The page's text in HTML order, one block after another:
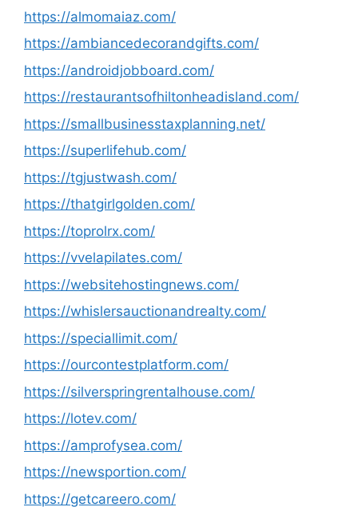
https://almomaiaz.com/
https://ambiancedecorandgifts.com/
https://androidjobboard.com/
https://restaurantsofhiltonheadisland.com/
https://smallbusinesstaxplanning.net/
https://superlifehub.com/
https://tgjustwash.com/
https://thatgirlgolden.com/
https://toprolrx.com/
https://vvelapilates.com/
https://websitehostingnews.com/
https://whislersauctionandrealty.com/
https://speciallimit.com/
https://ourcontestplatform.com/
https://silverspringrentalhouse.com/
https://lotev.com/
https://amprofysea.com/
https://newsportion.com/
https://getcareero.com/